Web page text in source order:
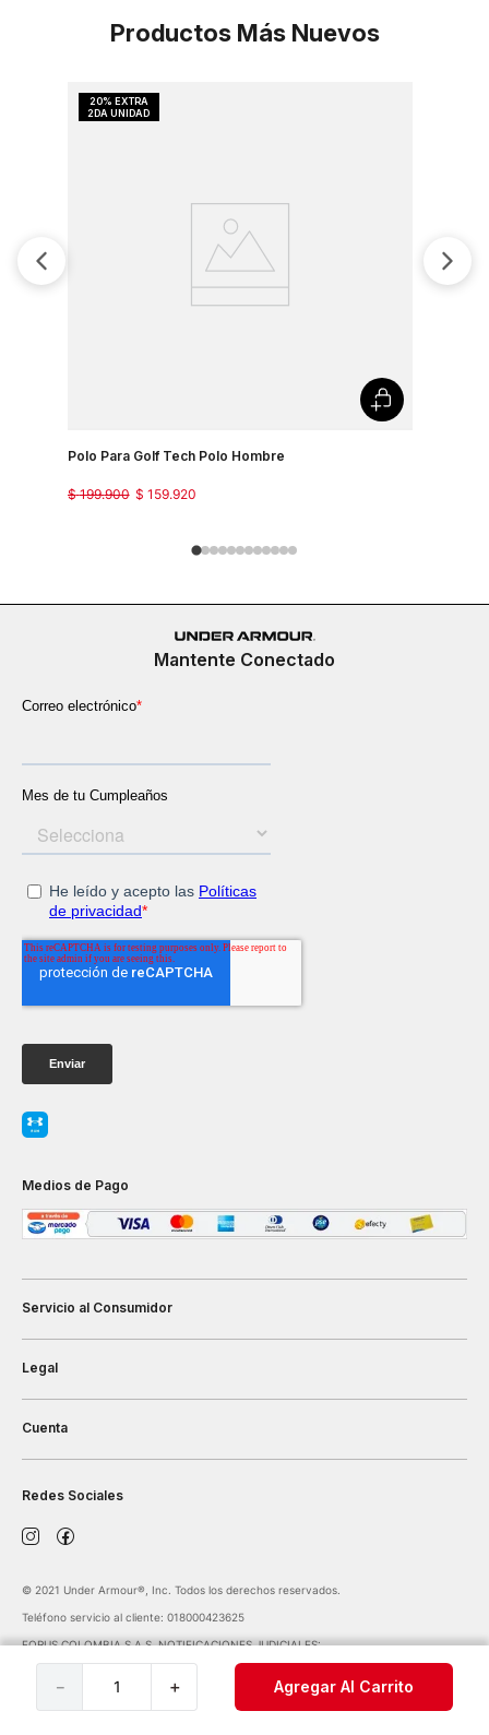
＋
－ Agregar Al Carrito
Productos Más Nuevos
Polo Para Golf Tech Polo Hombre
$ 159.920
$ 199.900
Mantente Conectado
Medios de Pago
Servicio al Consumidor
Legal
Cuenta
Redes Sociales
©️ 2021 Under Armour®️, Inc. Todos los derechos reservados.
Teléfono servicio al cliente: 018000423625
FORUS COLOMBIA S.A.S. NOTIFICACIONES JUDICIALES:
notificaciones@forus.com.co
| Av. Carrera 45 Nº 108-27 BOGOTÁ COLOMBIA